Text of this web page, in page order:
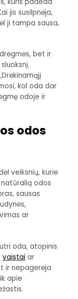
jis susilpnėja,
ji tampa sausa,
bet ir
kol oda dar
odoje ir
odos
veiksnių, kurie
odos
sausas
ar
oda, atopinis
vaistai ar
ir nepagerėja
apie